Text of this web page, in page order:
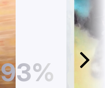
Další
93%